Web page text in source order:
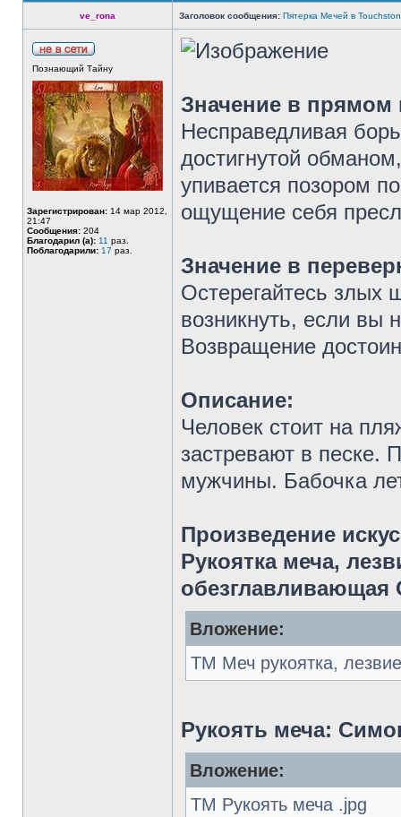
ve_rona Заголовок сообщения: Пятерка Мечей в
Познающий Тайну
Зарегистрирован: 14 мар 2012,
21:47
Сообщения: 204
Благодарил (а): 11 раз.
Поблагодарили: 17 раз.
Значение в прямом
Несправедливая
достигнутой
упивается позором
ощущение себя
Значение в
Остерегайтесь злых
возникнуть, если вы
Возвращение
Описание:
Человек стоит на
застревают в песке.
мужчины. Бабочка
Произведение
Рукоятка меча,
обезглавливающая
Вложение:
ТМ Меч рукоятка,
Рукоять меча:
Вложение:
ТМ Рукоять меча .jpg